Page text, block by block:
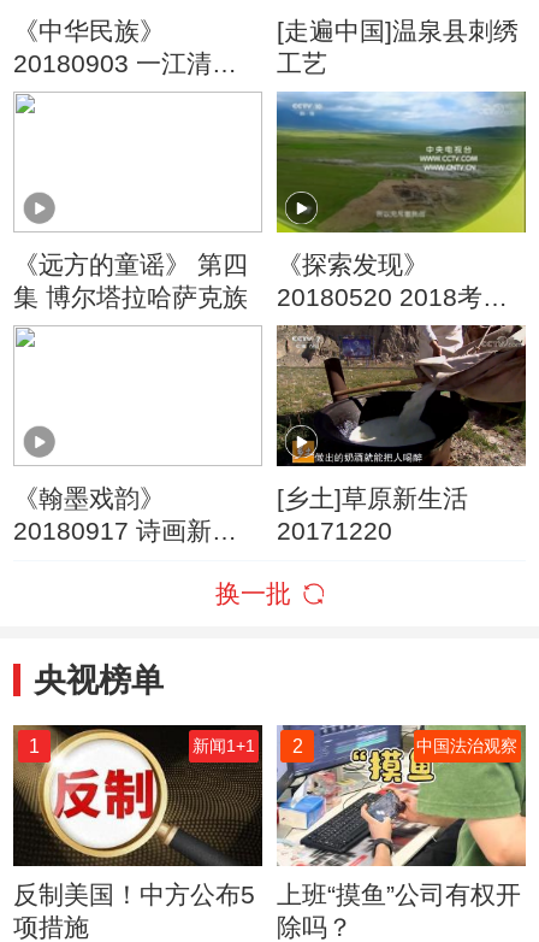
《中华民族》
20180903 一江清水
向东流 第五集 家园
[走遍中国]温泉县刺绣
工艺
《远方的童谣》 第四
集 博尔塔拉哈萨克族
《探索发现》
20180520 2018考古
进行时 第一季 呼斯塔
古遗址发掘纪实
《翰墨戏韵》
20180917 诗画新疆·
[乡土]草原新生活
20171220
换一批
央视榜单
1 新闻1+1
反制美国！中方公布5
项措施
2 中国法治观察
上班“摸鱼”公司有权开
除吗？